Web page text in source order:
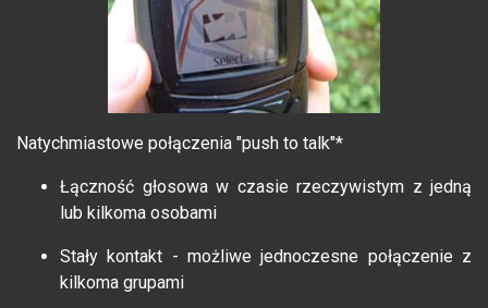
Natychmiastowe połączenia "push to talk"*
Łączność głosowa w czasie rzeczywistym z jedną
lub kilkoma osobami
Stały kontakt - możliwe jednoczesne połączenie z
kilkoma grupami